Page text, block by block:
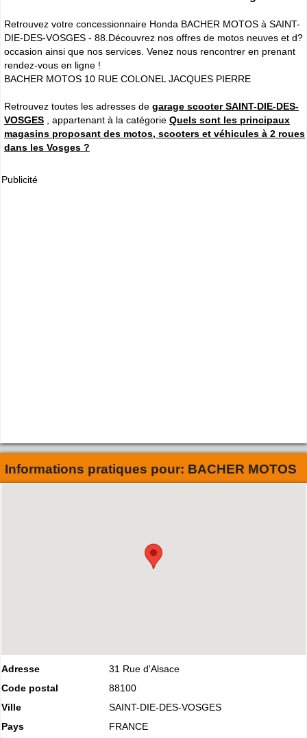
Retrouvez votre concessionnaire Honda BACHER MOTOS à SAINT-
DIE-DES-VOSGES - 88.Découvrez nos offres de motos neuves et d?
occasion ainsi que nos services. Venez nous rencontrer en prenant
rendez-vous en ligne !
BACHER MOTOS 10 RUE COLONEL JACQUES PIERRE
Retrouvez toutes les adresses de garage scooter SAINT-DIE-DES-
VOSGES , appartenant à la catégorie Quels sont les principaux
magasins proposant des motos, scooters et véhicules à 2 roues
dans les Vosges ?
Publicité
Informations pratiques pour: BACHER MOTOS
Adresse
31 Rue d'Alsace
Code postal
88100
Ville
SAINT-DIE-DES-VOSGES
Pays
FRANCE